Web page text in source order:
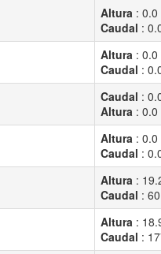
Altura : 0.0
Caudal :
Altura : 0.0
Caudal :
Caudal :
Altura : 0.0
Altura : 0.0
Caudal :
Altura :
Caudal :
Altura :
Caudal :